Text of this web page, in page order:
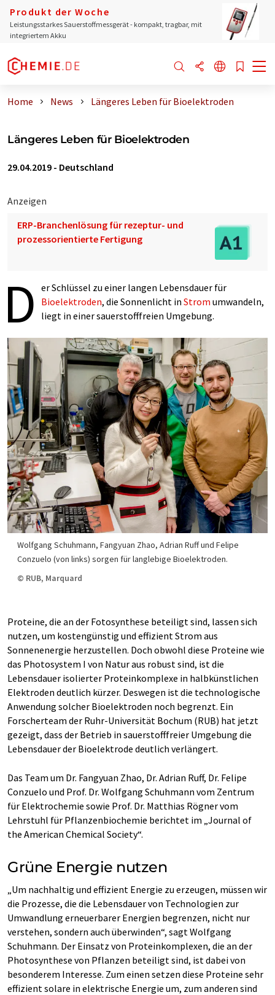
Produkt der Woche
Leistungsstarkes Sauerstoffmessgerät - kompakt, tragbar, mit
integriertem Akku
Home News Längeres Leben für Bioelektroden
Längeres Leben für Bioelektroden
29.04.2019 - Deutschland
Anzeigen
ERP-Branchenlösung für rezeptur- und
prozessorientierte Fertigung
D er Schlüssel zu einer langen Lebensdauer für
Bioelektroden, die Sonnenlicht in Strom umwandeln,
liegt in einer sauerstofffreien Umgebung.
Wolfgang Schuhmann, Fangyuan Zhao, Adrian Ruff und Felipe
Conzuelo (von links) sorgen für langlebige Bioelektroden.
© RUB, Marquard
Proteine, die an der Fotosynthese beteiligt sind, lassen sich
nutzen, um kostengünstig und effizient Strom aus
Sonnenenergie herzustellen. Doch obwohl diese Proteine wie
das Photosystem I von Natur aus robust sind, ist die
Lebensdauer isolierter Proteinkomplexe in halbkünstlichen
Elektroden deutlich kürzer. Deswegen ist die technologische
Anwendung solcher Bioelektroden noch begrenzt. Ein
Forscherteam der Ruhr-Universität Bochum (RUB) hat jetzt
gezeigt, dass der Betrieb in sauerstofffreier Umgebung die
Lebensdauer der Bioelektrode deutlich verlängert.
Das Team um Dr. Fangyuan Zhao, Dr. Adrian Ruff, Dr. Felipe
Conzuelo und Prof. Dr. Wolfgang Schuhmann vom Zentrum
für Elektrochemie sowie Prof. Dr. Matthias Rögner vom
Lehrstuhl für Pflanzenbiochemie berichtet im „Journal of
the American Chemical Society“.
Grüne Energie nutzen
„Um nachhaltig und effizient Energie zu erzeugen, müssen wir
die Prozesse, die die Lebensdauer von Technologien zur
Umwandlung erneuerbarer Energien begrenzen, nicht nur
verstehen, sondern auch überwinden“, sagt Wolfgang
Schuhmann. Der Einsatz von Proteinkomplexen, die an der
Photosynthese von Pflanzen beteiligt sind, ist dabei von
besonderem Interesse. Zum einen setzen diese Proteine sehr
effizient solare in elektrische Energie um, zum anderen sind